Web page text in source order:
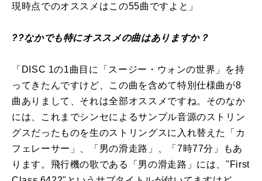
現時点でのオススメはこの55曲ですよと」
??なかでも特にオススメの曲はありますか？
「DISC 1の1曲目に「スージー・ウォンの世界」を持
ってきたんですけど、この曲を含めて特別仕様曲が8
曲ありまして、それは全部オススメですね。そのなか
には、これまでシンセによるサンプル音源のストリン
グスだったものを生のストリングスに入れ替えた「カ
フェレーサー」、「男の滑走路」、「7時77分」もあ
ります。飛行機の歌である「男の滑走路」には、"First